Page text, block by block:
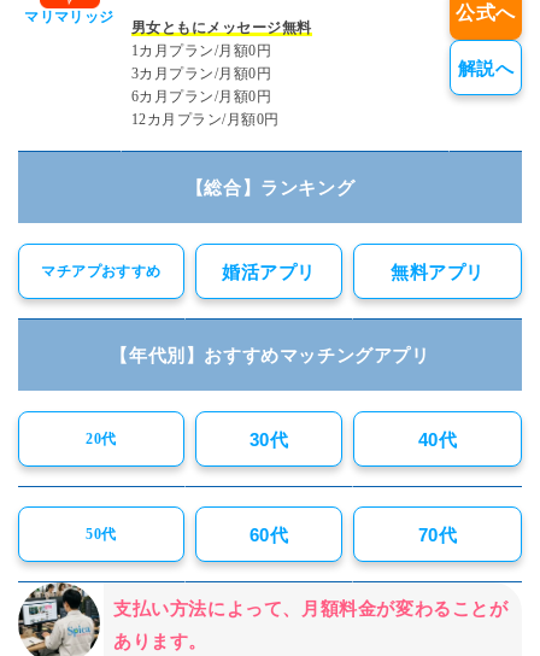
マリマリッジ
男女ともにメッセージ無料
1カ月プラン/月額0円
3カ月プラン/月額0円
6カ月プラン/月額0円
12カ月プラン/月額0円
公式へ
解説へ
【総合】ランキング
マチアプおすすめ 婚活アプリ 無料アプリ
【年代別】おすすめマッチングアプリ
20代 30代 40代
50代 60代 70代
支払い方法によって、月額料金が変わることが
あります。